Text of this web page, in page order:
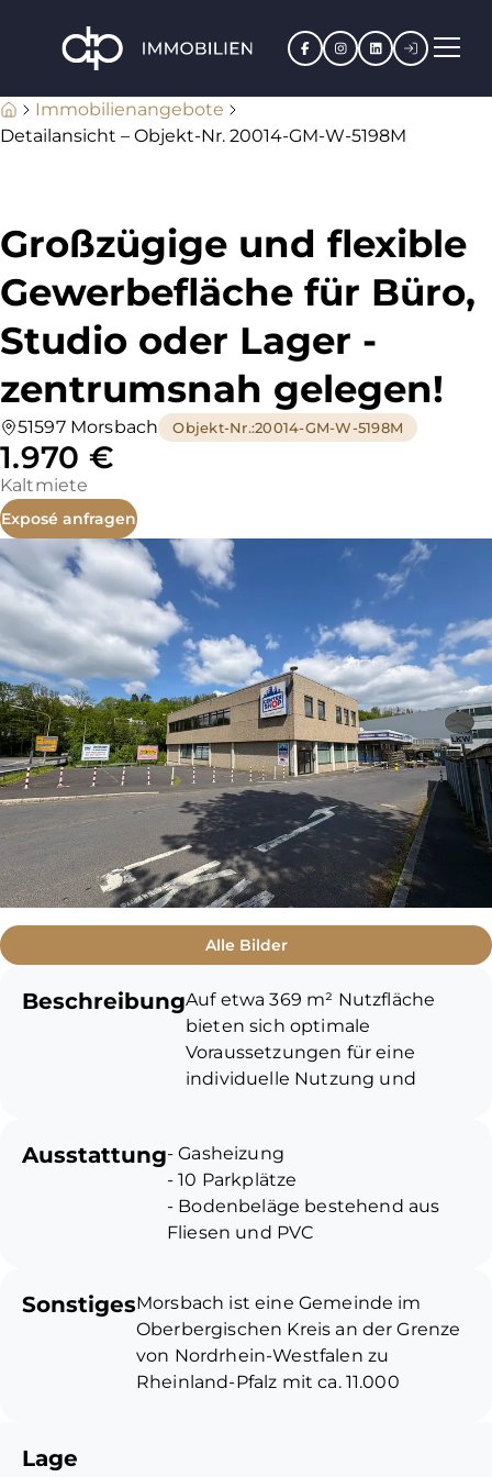
Facebook
Instagram
LinkedIn
Immobilienangebote
Detailansicht – Objekt-Nr. 20014-GM-W-5198M
Großzügige und flexible
Gewerbefläche für Büro,
Studio oder Lager -
zentrumsnah gelegen!
51597 Morsbach Objekt-Nr.:20014-GM-W-5198M
1.970 €
Kaltmiete
Exposé anfragen
Alle Bilder
BeschreibungAuf etwa 369 m² Nutzfläche
bieten sich optimale
Voraussetzungen für eine
individuelle Nutzung und
Ihres Gewerbekonzepts. Die
Einheit umfasst eine
großzügige Hauptfläche, die
durch Raumteiler in drei
wird das Raumangebot durch
sieben weitere große Räume,
die zuletzt als Aufenthaltsraum,
Büros sowie Umkleiden
Ausstattung- Gasheizung
- 10 Parkplätze
- Bodenbeläge bestehend aus
Fliesen und PVC
SonstigesMorsbach ist eine Gemeinde im
Oberbergischen Kreis an der Grenze
von Nordrhein-Westfalen zu
Rheinland-Pfalz mit ca. 11.000
Lage